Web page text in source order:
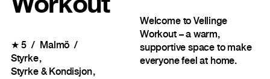
Workout
★5
Malmö
Styrke
Styrke & Kondisjon
Welcome to Vellinge
Workout – a warm,
supportive space to make
everyone feel at home.